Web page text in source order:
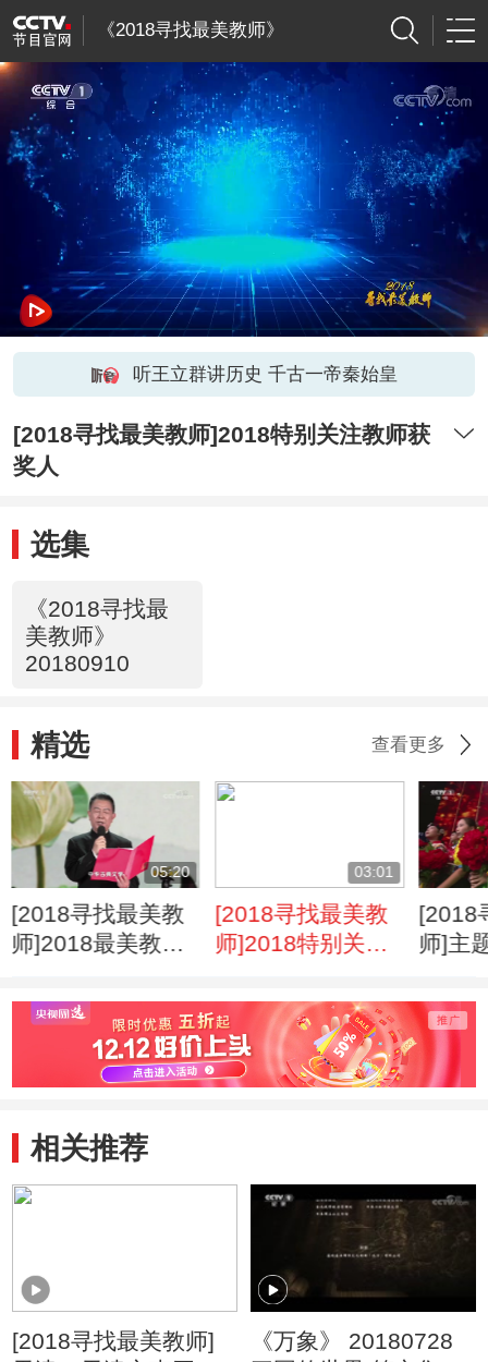
《2018寻找最美教师》
听王立群讲历史 千古一帝秦始皇
[2018寻找最美教师]2018特别关注教师获
奖人
选集
《2018寻找最
美教师》
20180910
精选 查看更多
05:20
[2018寻找最美教
师]2018最美教师
03:01
[2018寻找最美教
师]2018特别关注
[2018
师]主
雅涵
相关推荐
[2018寻找最美教师]
《万象》 20180728